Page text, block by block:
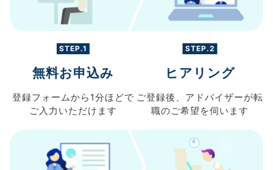
STEP.1
無料お申込み
登録フォームから 1分ほどで
ご入力 いただけます
STEP.2
ヒアリング
ご登録後、 アドバイザーが転
職のご希望を伺います